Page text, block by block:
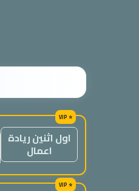
اول اثنين ريادة
اعمال